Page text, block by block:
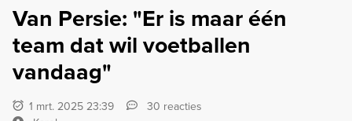
Van Persie: "Er is maar één
team dat wil voetballen
vandaag"
1 mrt. 2025 23:39
30 reacties